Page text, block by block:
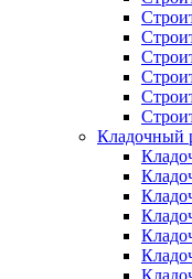
Кладочный